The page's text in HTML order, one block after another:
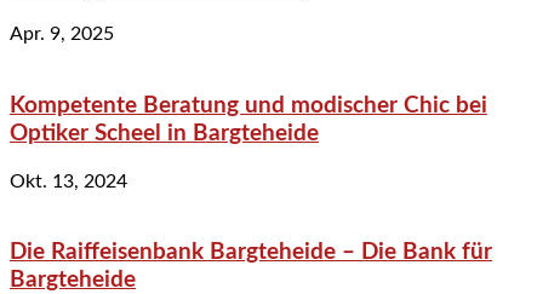
Apr. 9, 2025
Kompetente Beratung und modischer Chic bei
Optiker Scheel in Bargteheide
Okt. 13, 2024
Die Raiffeisenbank Bargteheide – Die Bank für
Bargteheide